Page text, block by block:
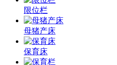
限位栏
母猪产床
保育床